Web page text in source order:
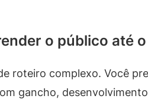
o público até
roteiro complexo. Você
gancho,